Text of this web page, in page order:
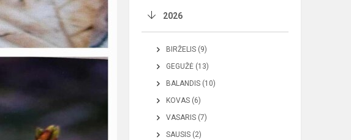
2026
BIRŽELIS (9)
GEGUŽĖ (13)
BALANDIS (10)
KOVAS (6)
VASARIS (7)
SAUSIS (2)